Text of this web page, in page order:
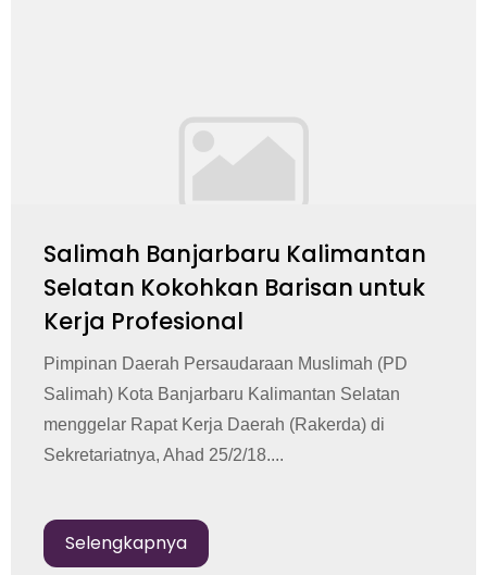
Salimah Banjarbaru Kalimantan
Selatan Kokohkan Barisan untuk
Kerja Profesional
Pimpinan Daerah Persaudaraan Muslimah (PD
Salimah) Kota Banjarbaru Kalimantan Selatan
menggelar Rapat Kerja Daerah (Rakerda) di
Sekretariatnya, Ahad 25/2/18....
Selengkapnya